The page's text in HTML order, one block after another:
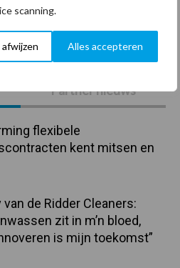
scanning.
Alles accepteren
Partner nieuws
flexibele
kent mitsen en
van de Ridder Cleaners:
zit in m’n bloed,
is mijn toekomst”